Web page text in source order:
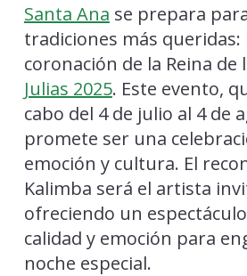
Santa Ana se prepara
tradiciones más queridas:
coronación de la Reina de
Julias 2025. Este evento,
cabo del 4 de julio al 4 de
promete ser una
emoción y cultura. El
Kalimba será el artista
ofreciendo un
calidad y emoción para
noche especial.